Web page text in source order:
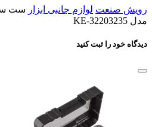
رویش صنعت لوازم جانبی ابزار
مدل KE-32203235
دیدگاه خود را ثبت کنید